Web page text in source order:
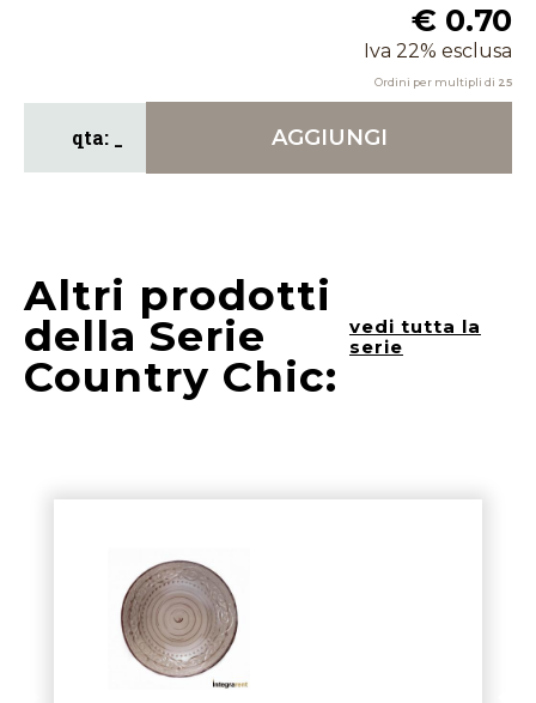
€ 0.70
Iva 22% esclusa
Ordini per multipli di 25
AGGIUNGI
Altri prodotti
della Serie
Country Chic:
vedi tutta la
serie